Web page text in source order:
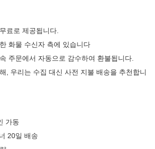
료로 제공됩니다.
화물 수신자 측에 있습니다
주문에서 자동으로 감수하여 환불됩니다.
, 우리는 수집 대신 사전 지불 배송을 추천합니
가동
20일 배송